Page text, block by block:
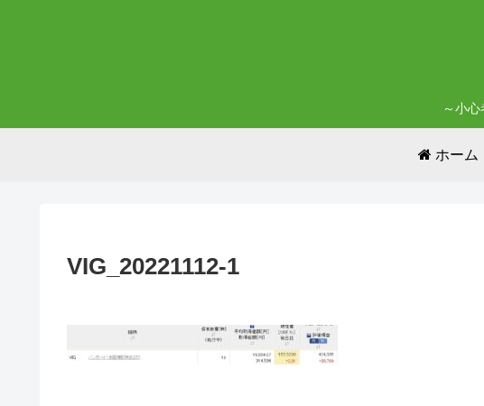
～小
ホーム
VIG_20221112-1